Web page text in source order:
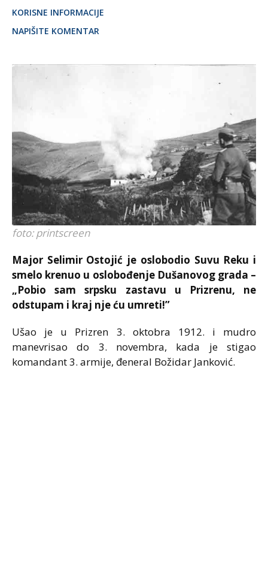
KORISNE INFORMACIJE
NAPIŠITE KOMENTAR
foto: printscreen
Major Selimir Ostojić je oslobodio Suvu Reku i
smelo krenuo u oslobođenje Dušanovog grada –
„Pobio sam srpsku zastavu u Prizrenu, ne
odstupam i kraj nje ću umreti!”
Ušao je u Prizren 3. oktobra 1912. i mudro
manevrisao do 3. novembra, kada je stigao
komandant 3. armije, đeneral Božidar Janković.